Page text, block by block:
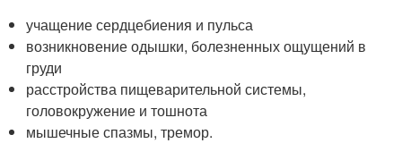
учащение сердцебиения и пульса
возникновение одышки, болезненных ощущений в
груди
расстройства пищеварительной системы,
головокружение и тошнота
мышечные спазмы, тремор.